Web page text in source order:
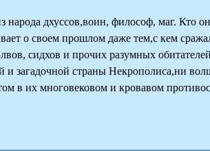
народа дхуссов,воин, философ, маг. Кто
о своем прошлом даже тем,с кем
сидхов и прочих разумных
и загадочной страны Некрополиса,ни
в их многовековом и кровавом